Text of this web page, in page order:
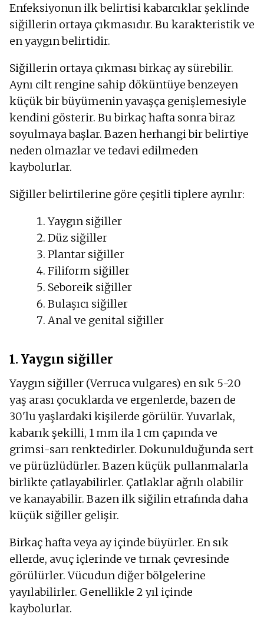
Enfeksiyonun ilk belirtisi kabarcıklar şeklinde
siğillerin ortaya çıkmasıdır. Bu karakteristik ve
en yaygın belirtidir.
Siğillerin ortaya çıkması birkaç ay sürebilir.
Aynı cilt rengine sahip döküntüye benzeyen
küçük bir büyümenin yavaşça genişlemesiyle
kendini gösterir. Bu birkaç hafta sonra biraz
soyulmaya başlar. Bazen herhangi bir belirtiye
neden olmazlar ve tedavi edilmeden
kaybolurlar.
Siğiller belirtilerine göre çeşitli tiplere ayrılır:
Yaygın siğiller
Düz siğiller
Plantar siğiller
Filiform siğiller
Seboreik siğiller
Bulaşıcı siğiller
Anal ve genital siğiller
1. Yaygın siğiller
Yaygın siğiller (Verruca vulgares) en sık 5-20
yaş arası çocuklarda ve ergenlerde, bazen de
30'lu yaşlardaki kişilerde görülür. Yuvarlak,
kabarık şekilli, 1 mm ila 1 cm çapında ve
grimsi-sarı renktedirler. Dokunulduğunda sert
ve pürüzlüdürler. Bazen küçük pullanmalarla
birlikte çatlayabilirler. Çatlaklar ağrılı olabilir
ve kanayabilir. Bazen ilk siğilin etrafında daha
küçük siğiller gelişir.
Birkaç hafta veya ay içinde büyürler. En sık
ellerde, avuç içlerinde ve tırnak çevresinde
görülürler. Vücudun diğer bölgelerine
yayılabilirler. Genellikle 2 yıl içinde
kaybolurlar.